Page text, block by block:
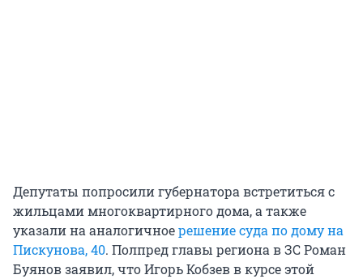
Депутаты попросили губернатора встретиться с
жильцами многоквартирного дома, а также
указали на аналогичноерешение суда по дому на
Пискунова, 40. Полпред главы региона в ЗС Роман
Буянов заявил, что Игорь Кобзев в курсе этой